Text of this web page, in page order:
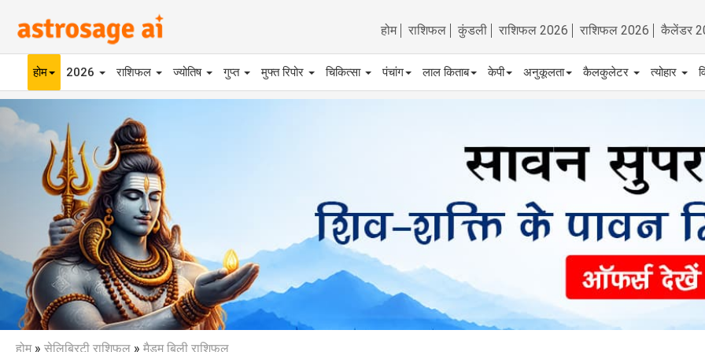
होम राशिफल कुंडली राशिफल 2026 राशिफल 2026 कैलेंडर
होम 2026 राशिफल ज्योतिष गुप्त मुफ्त रिपोर चिकित्सा पंचांग लाल किताब केपी अनुकूलता कैलकुलेटर त्योहार
Previous
होम» सेलिब्रिटी राशिफल » मैडम बिली राशिफल